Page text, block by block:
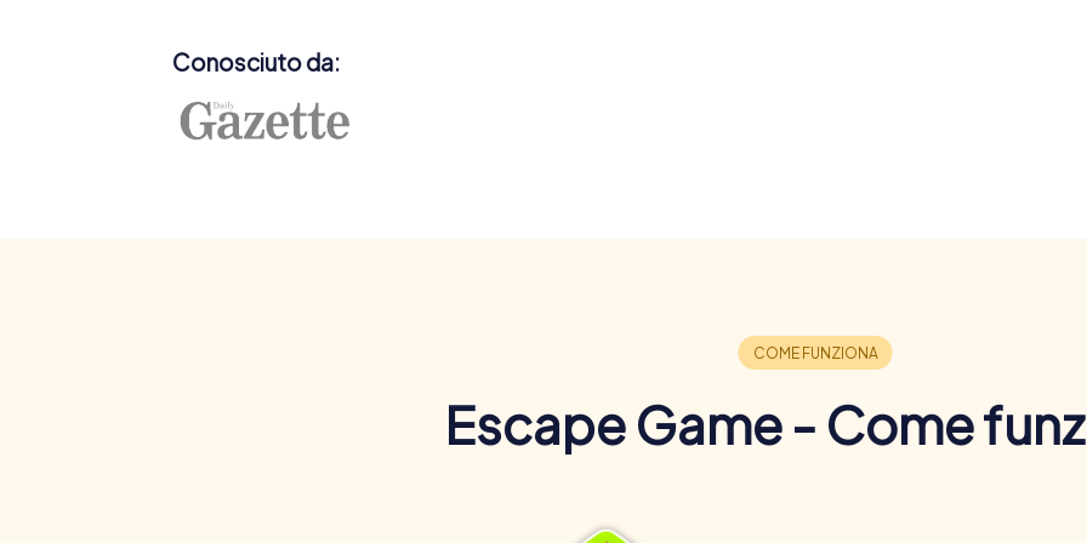
Conosciuto da:
Escape Game - Come